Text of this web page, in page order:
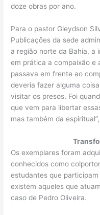
doze obras por ano.
Para o pastor Gleydson
Publicações da sede
a região norte da Bahia, a
em prática a compaixão e
passava em frente ao
deveria fazer alguma
visitar os presos. Foi
que vem para libertar
mas também da
Os exemplares foram
conhecidos como
estudantes que participam
existem aqueles que
caso de Pedro Oliveira.